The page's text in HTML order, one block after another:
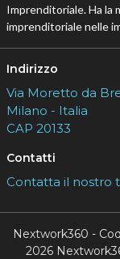
Imprenditoriale. Ha la
imprenditoriale nelle
Indirizzo
Via Moretto da
Milano - Italia
CAP 20133
Contatti
Contatta il nostro
Nextwork360 -
2026